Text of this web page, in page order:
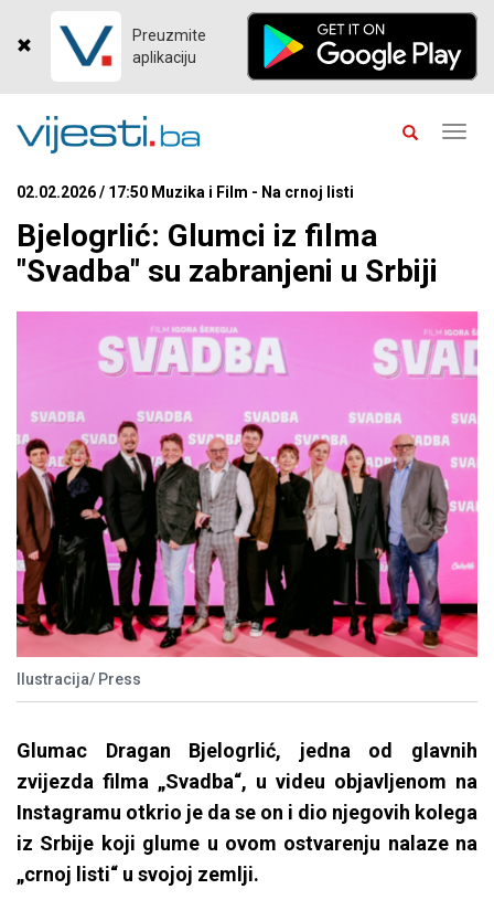
Preuzmite
aplikaciju
02.02.2026 / 17:50 Muzika i Film - Na crnoj listi
Bjelogrlić: Glumci iz filma
"Svadba" su zabranjeni u Srbiji
Ilustracija/ Press
Glumac Dragan Bjelogrlić, jedna od glavnih
zvijezda filma „Svadba“, u videu objavljenom na
Instagramu otkrio je da se on i dio njegovih kolega
iz Srbije koji glume u ovom ostvarenju nalaze na
„crnoj listi“ u svojoj zemlji.